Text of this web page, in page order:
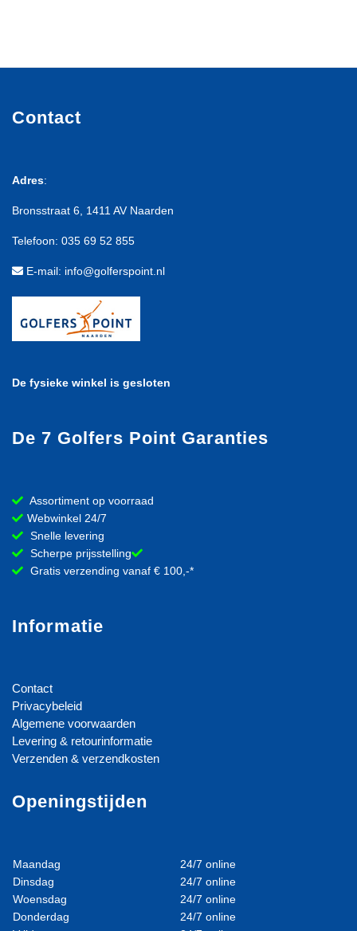
Contact
Adres:
Bronsstraat 6, 1411 AV Naarden
Telefoon: 035 69 52 855
E-mail: info@golferspoint.nl
De fysieke winkel is gesloten
De 7 Golfers Point Garanties
Assortiment op voorraad
Webwinkel 24/7
Snelle levering
Scherpe prijsstelling
Gratis verzending vanaf € 100,-*
Informatie
Contact
Privacybeleid
Algemene voorwaarden
Levering & retourinformatie
Verzenden & verzendkosten
Openingstijden
Maandag
24/7 online
Dinsdag
24/7 online
Woensdag
24/7 online
Donderdag
24/7 online